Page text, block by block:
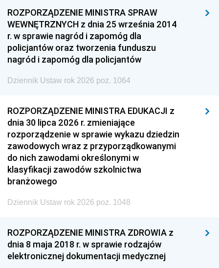
ROZPORZĄDZENIE MINISTRA SPRAW
WEWNĘTRZNYCH z dnia 25 września 2014
r. w sprawie nagród i zapomóg dla
policjantów oraz tworzenia funduszu
nagród i zapomóg dla policjantów
Dziennik Ustaw rok 2026 poz. 1064
ROZPORZĄDZENIE MINISTRA EDUKACJI z
dnia 30 lipca 2026 r. zmieniające
rozporządzenie w sprawie wykazu dziedzin
zawodowych wraz z przyporządkowanymi
do nich zawodami określonymi w
klasyfikacji zawodów szkolnictwa
branżowego
Dziennik Ustaw rok 2026 poz. 1048
ROZPORZĄDZENIE MINISTRA ZDROWIA z
dnia 8 maja 2018 r. w sprawie rodzajów
elektronicznej dokumentacji medycznej